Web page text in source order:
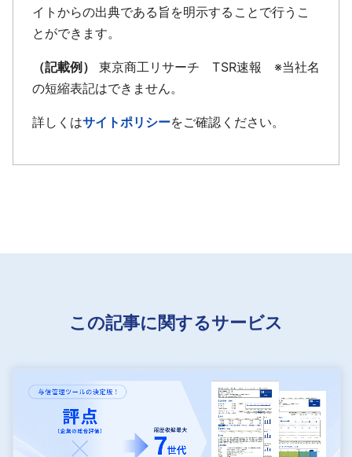
イトからの出典である旨を明示することで行うこ
とができます。
（記載例）
東京商工リサーチ TSR速報 ※当社名
の短縮表記はできません。
詳しくはサイトポリシーをご確認ください。
この記事に関するサービス